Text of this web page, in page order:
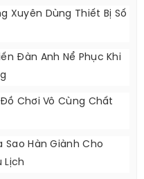
Xuyên Dùng Thiết Bị Số
Đàn Anh Nể Phục Khi
Chơi Vô Cùng Chất
Sao Hàn Giành Cho
Lịch